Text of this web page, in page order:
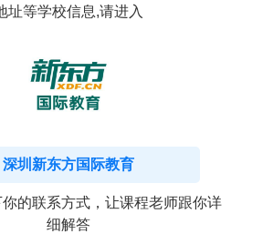
址等学校信息,请进入
深圳新东方国际教育
的联系方式，让课程老师跟你详
细解答